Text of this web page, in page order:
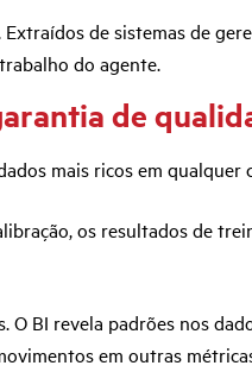
Extraídos de sistemas de
do agente.
de
mais ricos em
os resultados de
O BI revela padrões nos
em outras